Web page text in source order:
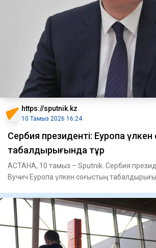
https://sputnik.kz
10 Тамыз 2026 16:24
Сербия президенті: Еуропа
табалдырығында тұр
АСТАНА, 10 тамыз – Sputnik. Сербия
Вучич Еуропа үлкен соғыстың